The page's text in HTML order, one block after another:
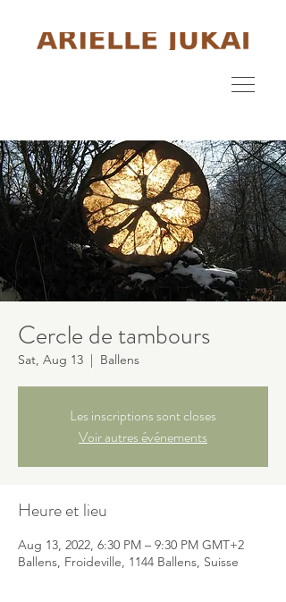
Cercle de tambours
Sat, Aug 13
  |
Ballens
Les inscriptions sont closes
Voir autres événements
Heure et lieu
Aug 13, 2022, 6:30 PM – 9:30 PM GMT+2
Ballens, Froideville, 1144 Ballens, Suisse